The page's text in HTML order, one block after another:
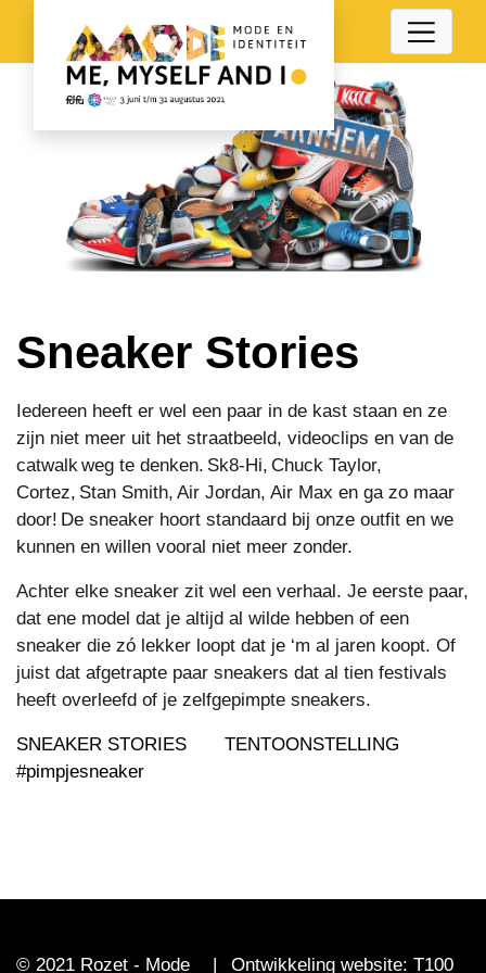
Sneaker Stories
Iedereen heeft er wel een paar in de kast staan en ze
zijn niet meer uit het straatbeeld, videoclips en van de
catwalk weg te denken. Sk8-Hi, Chuck Taylor,
Cortez, Stan Smith, Air Jordan, Air Max en ga zo maar
door! De sneaker hoort standaard bij onze outfit en we
kunnen en willen vooral niet meer zonder.
Achter elke sneaker zit wel een verhaal. Je eerste paar,
dat ene model dat je altijd al wilde hebben of een
sneaker die zó lekker loopt dat je ‘m al jaren koopt. Of
juist dat afgetrapte paar sneakers dat al tien festivals
heeft overleefd of je zelfgepimpte sneakers.
SNEAKER STORIES
TENTOONSTELLING
#pimpjesneaker
© 2021 Rozet - Mode | Ontwikkeling website: T100